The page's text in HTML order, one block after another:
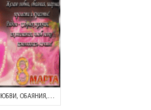
ЖЕЛАЮ ЛЮБВИ, ОБАЯНИЯ, ШАРМА! 8 МАРТА